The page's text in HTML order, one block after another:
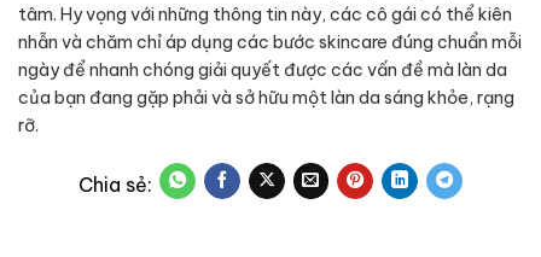
tâm. Hy vọng với những thông tin này, các cô gái có thể kiên
nhẫn và chăm chỉ áp dụng các bước skincare đúng chuẩn mỗi
ngày để nhanh chóng giải quyết được các vấn đề mà làn da
của bạn đang gặp phải và sở hữu một làn da sáng khỏe, rạng
rỡ.